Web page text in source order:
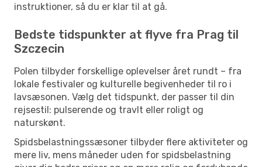
instruktioner, så du er klar til at gå.
Bedste tidspunkter at flyve fra Prag til
Szczecin
Polen tilbyder forskellige oplevelser året rundt – fra
lokale festivaler og kulturelle begivenheder til ro i
lavsæsonen. Vælg det tidspunkt, der passer til din
rejsestil: pulserende og travlt eller roligt og
naturskønt.
Spidsbelastningssæsoner tilbyder flere aktiviteter og
mere liv, mens måneder uden for spidsbelastning